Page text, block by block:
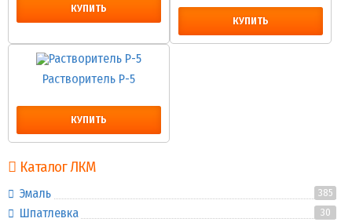
КУПИТЬ
КУПИТЬ
Растворитель Р-5
КУПИТЬ
Каталог ЛКМ
Эмаль 385
Шпатлевка 30